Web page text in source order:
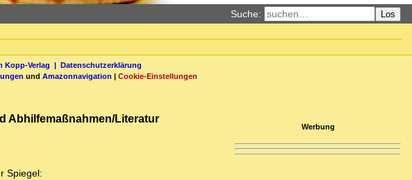
Suche: Los
Kopp-Verlag | Datenschutzerklärung
und Amazonnavigation | Cookie-Einstellungen
Abhilfemaßnahmen/Literatur
Spiegel:
Werbung